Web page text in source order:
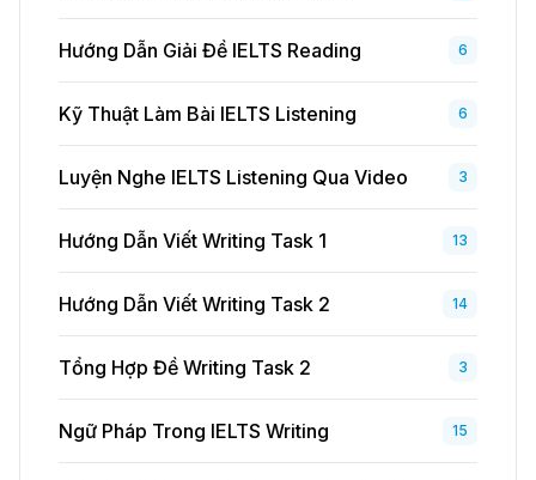
Hướng Dẫn Giải Đề IELTS Reading 6
Kỹ Thuật Làm Bài IELTS Listening 6
Luyện Nghe IELTS Listening Qua Video 3
Hướng Dẫn Viết Writing Task 1 13
Hướng Dẫn Viết Writing Task 2 14
Tổng Hợp Đề Writing Task 2 3
Ngữ Pháp Trong IELTS Writing 15